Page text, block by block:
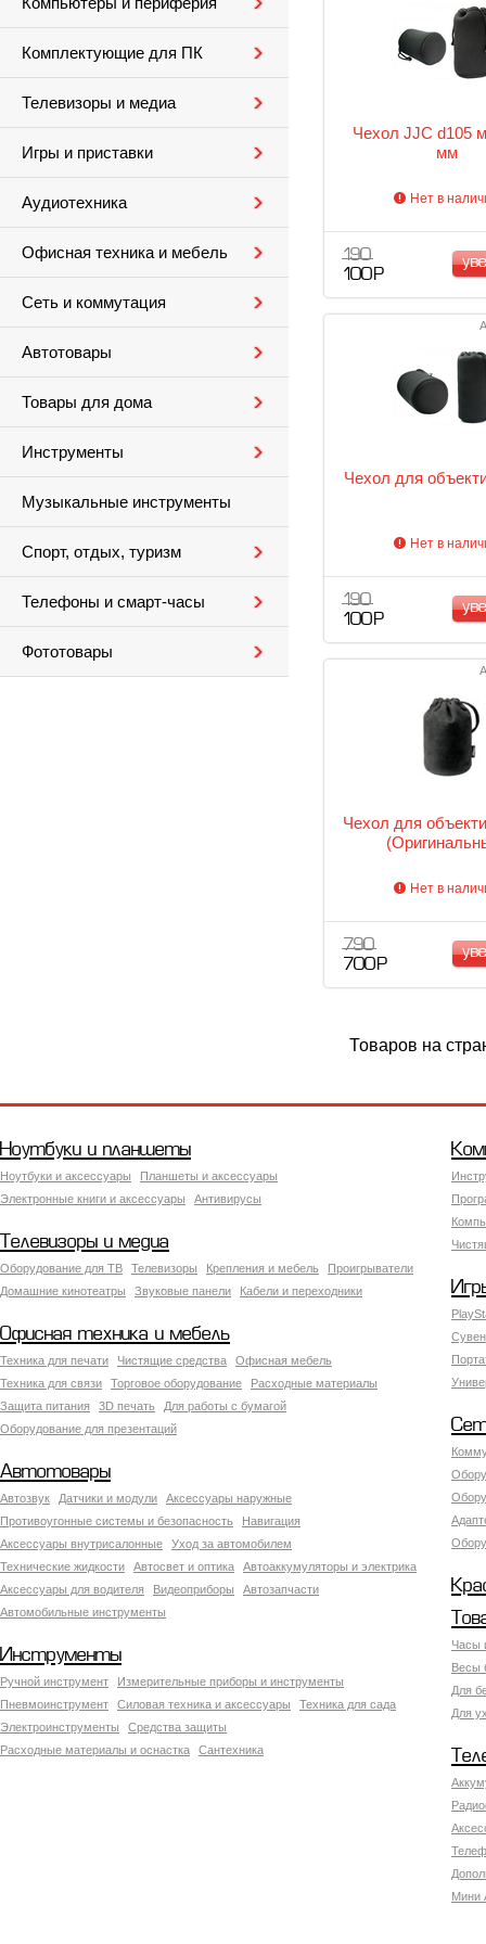
Комплектующие для ПК
Телевизоры и медиа
Игры и приставки
Аудиотехника
Офисная техника и мебель
Сеть и коммутация
Автотовары
Товары для дома
Инструменты
Музыкальные инструменты
Спорт, отдых, туризм
Телефоны и смарт-часы
Фототовары
Чехол JJC d105
мм
Нет в
190
100 Р
Чехол для
Нет в
190
100 Р
Чехол для
Нет в
790
700 Р
Товаров на
Ноутбуки и планшеты
Ноутбуки и аксессуары
Планшеты и аксессуары
Электронные книги и аксессуары
Антивирусы
Телевизоры и медиа
Оборудование для ТВ Телевизоры Крепления и мебель
Проигрыватели
Домашние кинотеатры
Звуковые панели Кабели и переходники
Офисная техника и мебель
Техника для печати Чистящие средства
Офисная мебель
Техника для связи
Торговое оборудование
Расходные материалы
Защита питания
3D печать
Для работы с бумагой
Оборудование для презентаций
Автотовары
Автозвук Датчики и модули
Аксессуары наружные
Противоугонные системы и безопасность
Навигация
Аксесcуары внутрисалонные
Уход за автомобилем
Технические жидкости
Автосвет и оптика
Автоаккумуляторы и электрика
Аксессуары для водителя
Видеоприборы
Автозапчасти
Автомобильные инструменты
Часы
Весы
Для
Для
Инструменты
Ручной инструмент
Измерительные приборы и инструменты
Пневмоинструмент
Силовая техника и аксессуары
Техника для сада
Электроинструменты
Средства защиты
Расходные материалы и оснастка
Сантехника
Мини